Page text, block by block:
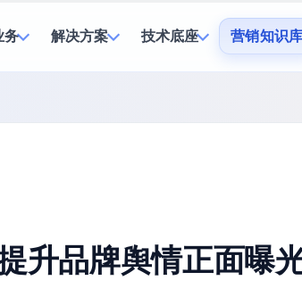
务 解决方案 技术底座 营销知识库
升品牌舆情正面曝